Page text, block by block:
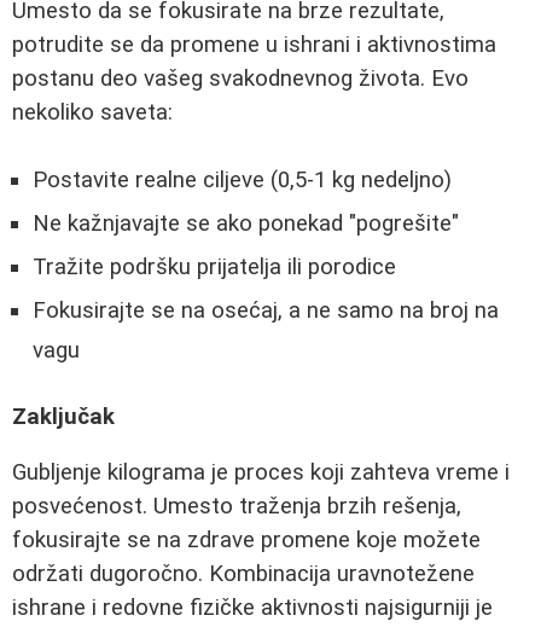
Umesto da se fokusirate na brze rezultate,
potrudite se da promene u ishrani i aktivnostima
postanu deo vašeg svakodnevnog života. Evo
nekoliko saveta:
Postavite realne ciljeve (0,5-1 kg nedeljno)
Ne kažnjavajte se ako ponekad "pogrešite"
Tražite podršku prijatelja ili porodice
Fokusirajte se na osećaj, a ne samo na broj na
vagu
Zaključak
Gubljenje kilograma je proces koji zahteva vreme i
posvećenost. Umesto traženja brzih rešenja,
fokusirajte se na zdrave promene koje možete
održati dugoročno. Kombinacija uravnotežene
ishrane i redovne fizičke aktivnosti najsigurniji je